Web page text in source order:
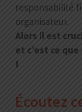
responsabilité
organisateur.
Alors il est
et c’est ce
!
Écoutez